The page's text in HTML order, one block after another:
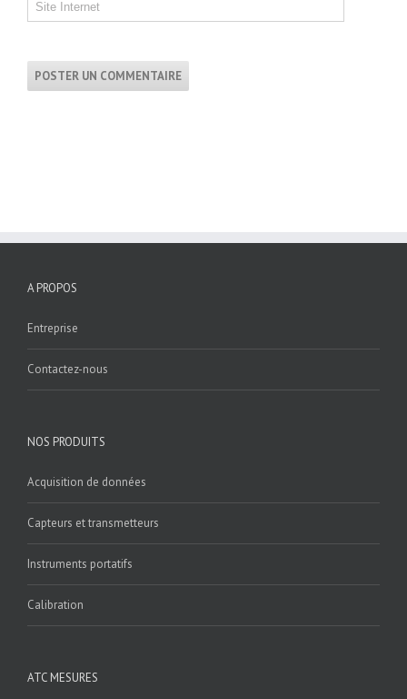
A PROPOS
Entreprise
Contactez-nous
NOS PRODUITS
Acquisition de données
Capteurs et transmetteurs
Instruments portatifs
Calibration
ATC MESURES